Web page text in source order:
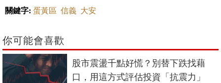
關鍵字: 蛋黃區 信義 大安
你可能會喜歡
股市震盪千點好慌？別替下跌找藉
口，用這方式評估投資「抗震力」